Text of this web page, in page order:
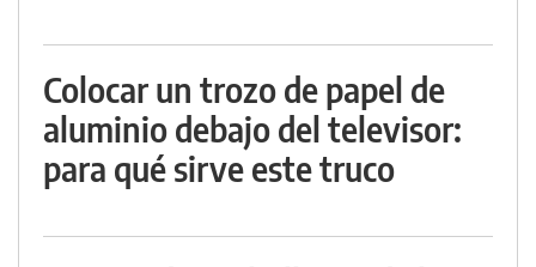
Colocar un trozo de papel de
aluminio debajo del televisor:
para qué sirve este truco